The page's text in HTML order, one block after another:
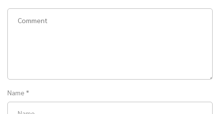
Name *